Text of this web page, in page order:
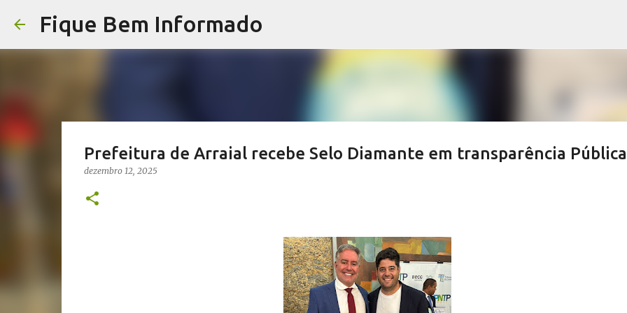
Fique Bem Informado
Prefeitura de Arraial recebe Selo Diamante em transparência
dezembro 12, 2025